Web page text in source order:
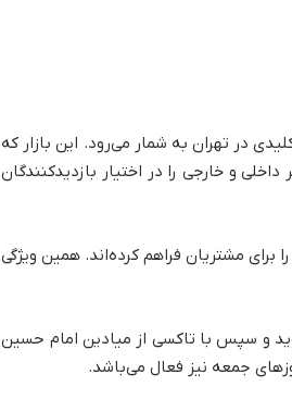
در تهران به شمار می‌رود. این بازار که
و خارجی را در اختیار بازدیدکنندگان
برای مشتریان فراهم کرده‌اند. همین ویژگی
و سپس با تاکسی از میادین امام حسین